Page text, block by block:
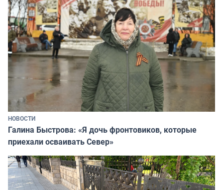
НОВОСТИ
Галина Быстрова: «Я дочь фронтовиков, которые
приехали осваивать Север»